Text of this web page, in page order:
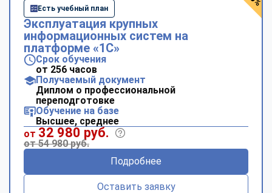
Есть учебный план
Эксплуатация крупных
информационных систем на
платформе «1С»
Срок обучения
от 256 часов
Получаемый документ
Диплом о профессиональной
переподготовке
Обучение на базе
Высшее, среднее
от 32 980 руб.
от 54 980 руб.
Подробнее
Оставить заявку